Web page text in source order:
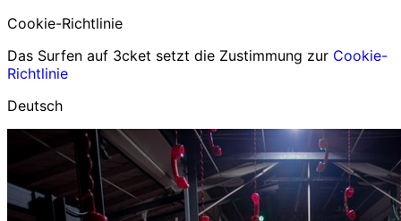
Cookie-Richtlinie
Das Surfen auf 3cket setzt die Zustimmung zur Cookie-
Richtlinie
Deutsch